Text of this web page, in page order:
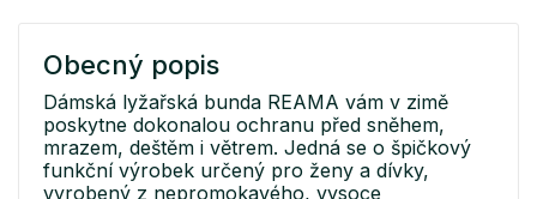
Obecný popis
Dámská lyžařská bunda REAMA vám v zimě
poskytne dokonalou ochranu před sněhem,
mrazem, deštěm i větrem. Jedná se o špičkový
funkční výrobek určený pro ženy a dívky,
vyrobený z nepromokavého, vysoce